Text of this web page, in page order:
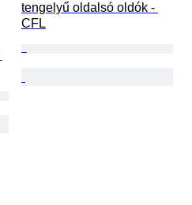
tengelyű oldalsó oldók -
CFL